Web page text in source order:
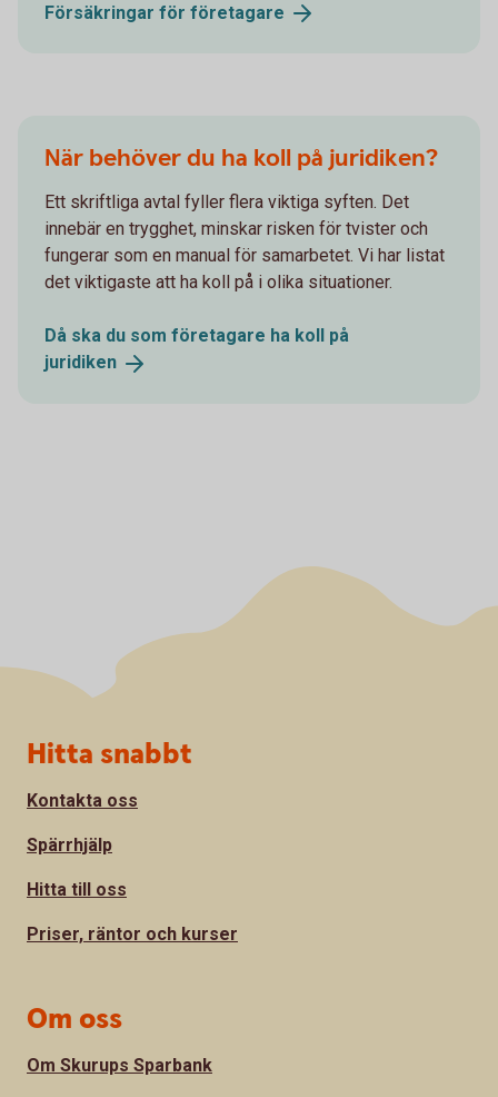
Försäkringar för företagare
När behöver du ha koll på juridiken?
Ett skriftliga avtal fyller flera viktiga syften. Det
innebär en trygghet, minskar risken för tvister och
fungerar som en manual för samarbetet. Vi har listat
det viktigaste att ha koll på i olika situationer.
Då ska du som företagare ha koll på
juridiken
Sidfot
Hitta snabbt
Kontakta oss
Spärrhjälp
Hitta till oss
Priser, räntor och kurser
Om oss
Om Skurups Sparbank